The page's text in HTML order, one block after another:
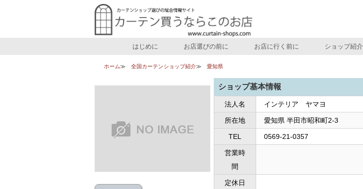
はじめに お店選びの前に お店に行く前に ショップ紹介
ホーム 全国カーテンショップ紹介 愛知県
ショップ基本情報
法人名 インテリア ヤマヨ
所在地 愛知県 半田市昭和町2-3
TEL 0569-21-0357
営業時
間
定休日